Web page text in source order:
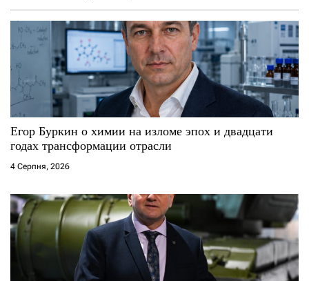
Егор Буркин о химии на изломе эпох и двадцати
годах трансформации отрасли
4 Серпня, 2026